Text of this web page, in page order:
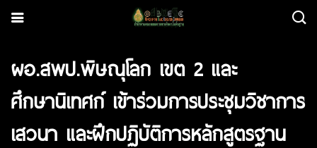
ผอ.สพป.พิษณุโลก เขต 2 และ
ศึกษานิเทศก์ เข้าร่วมการประชุมวิชาการ
เสวนา และฝึกปฏิบัติการหลักสูตรฐาน